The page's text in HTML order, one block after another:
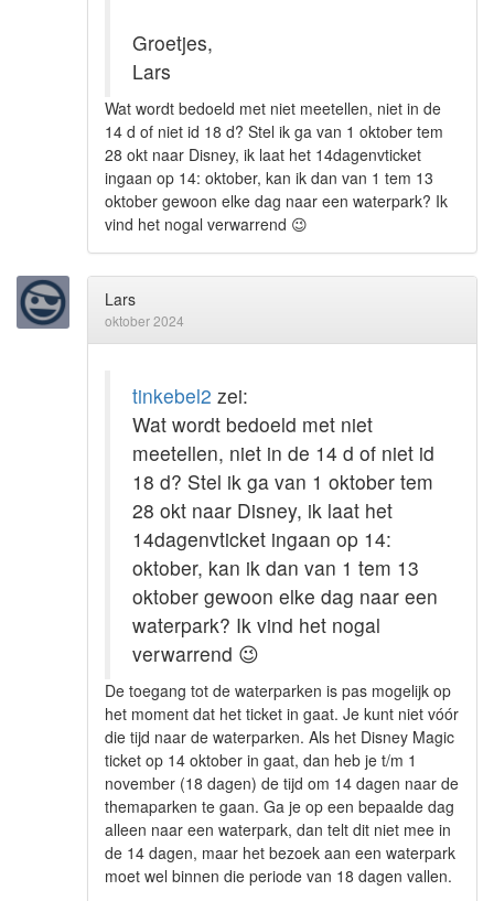
Groetjes,
Lars
Wat wordt bedoeld met niet meetellen, niet in de
14 d of niet id 18 d? Stel ik ga van 1 oktober tem
28 okt naar Disney, ik laat het 14dagenvticket
ingaan op 14: oktober, kan ik dan van 1 tem 13
oktober gewoon elke dag naar een waterpark? Ik
vind het nogal verwarrend 😉
Lars
oktober 2024
tinkebel2 zei:
Wat wordt bedoeld met niet
meetellen, niet in de 14 d of niet id
18 d? Stel ik ga van 1 oktober tem
28 okt naar Disney, ik laat het
14dagenvticket ingaan op 14:
oktober, kan ik dan van 1 tem 13
oktober gewoon elke dag naar een
waterpark? Ik vind het nogal
verwarrend 😉
De toegang tot de waterparken is pas mogelijk op
het moment dat het ticket in gaat. Je kunt niet vóór
die tijd naar de waterparken. Als het Disney Magic
ticket op 14 oktober in gaat, dan heb je t/m 1
november (18 dagen) de tijd om 14 dagen naar de
themaparken te gaan. Ga je op een bepaalde dag
alleen naar een waterpark, dan telt dit niet mee in
de 14 dagen, maar het bezoek aan een waterpark
moet wel binnen die periode van 18 dagen vallen.